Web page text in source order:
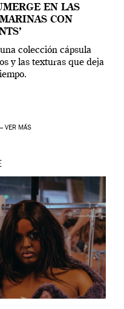
EN LAS
CON
colección cápsula
y las texturas que deja
VER MÁS